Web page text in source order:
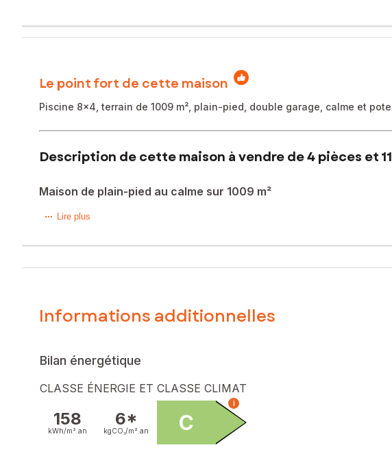
Le point fort de cette maison
Piscine 8x4, terrain de 1009 m², plain-pied, double garage, calme et
Description de cette maison à vendre de 4 pièces et
Maison de plain-pied au calme sur 1009 m²
Maison individuelle de plain-pied, implantée sur une parcelle cadastrale de
Quartier très paisible, nombreux stationnements.
Prix de vente : 428 000 €
Honoraires charge vendeur
Contactez votre conseiller SAFTI : Nicolas MANICHON, Tél. : 0623743813,
100661636
Lire plus
Informations additionnelles
Bilan énergétique
CLASSE ÉNERGIE ET CLASSE CLIMAT
158
kWh/m². an
6*
kgCO₂/m². an C
i